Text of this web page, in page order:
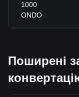
1000
ONDO
Поширені